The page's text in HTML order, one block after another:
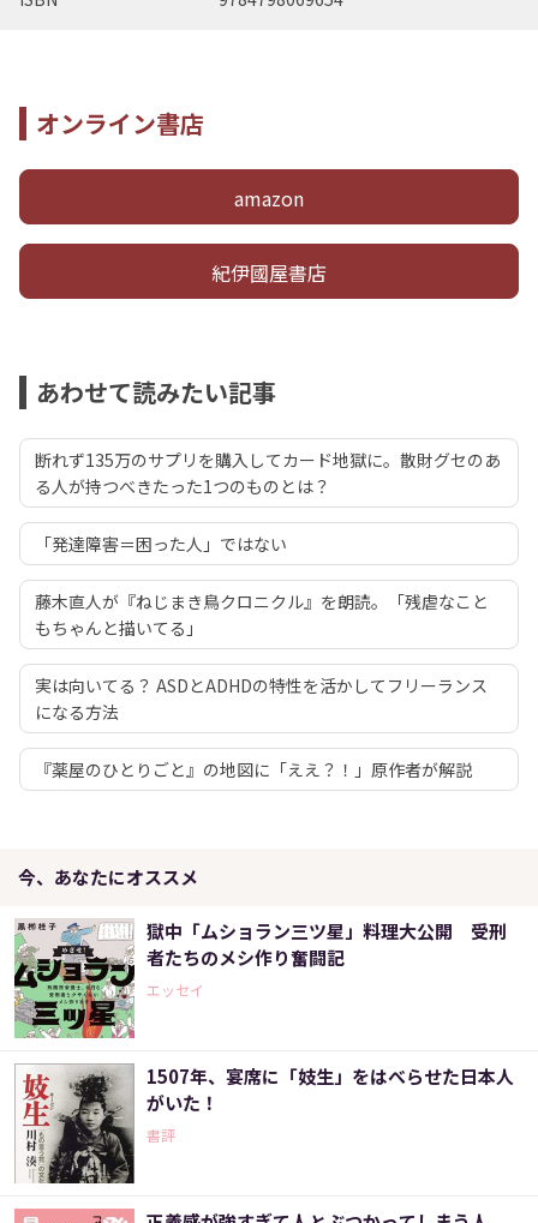
オンライン書店
amazon
紀伊國屋書店
あわせて読みたい記事
断れず135万のサプリを購入してカード地獄に。散財グセのあ
る人が持つべきたった1つのものとは？
「発達障害＝困った人」ではない
藤木直人が『ねじまき鳥クロニクル』を朗読。「残虐なこと
もちゃんと描いてる」
実は向いてる？ ASDとADHDの特性を活かしてフリーランス
になる方法
『薬屋のひとりごと』の地図に「ええ？！」原作者が解説
今、あなたにオススメ
獄中「ムショラン三ツ星」料理大公開 受刑
者たちのメシ作り奮闘記
エッセイ
1507年、宴席に「妓生」をはべらせた日本人
がいた！
書評